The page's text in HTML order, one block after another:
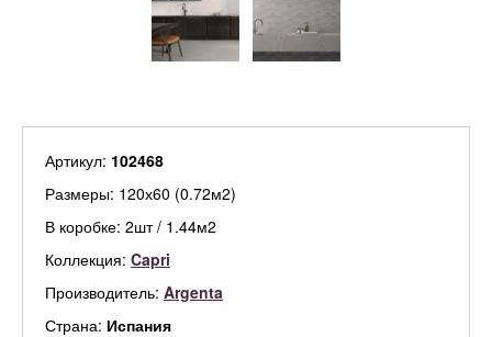
Артикул: 102468
Размеры: 120х60 (0.72м2)
В коробке: 2шт / 1.44м2
Коллекция: Capri
Производитель: Argenta
Страна: Испания